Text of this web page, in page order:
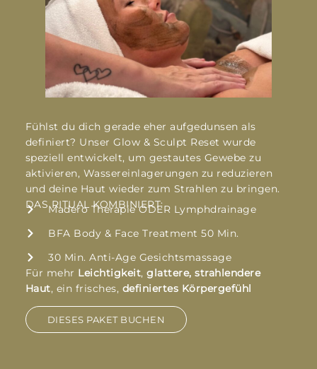
Fühlst du dich gerade eher aufgedunsen als
definiert? Unser Glow & Sculpt Reset wurde
speziell entwickelt, um gestautes Gewebe zu
aktivieren, Wassereinlagerungen zu reduzieren
und deine Haut wieder zum Strahlen zu bringen.
DAS RITUAL KOMBINIERT:
Madero Therapie ODER Lymphdrainage
BFA Body & Face Treatment 50 Min.
30 Min. Anti-Age Gesichtsmassage
Für mehr Leichtigkeit,glattere, strahlendere
Haut, ein frisches, definiertes Körpergefühl
DIESES PAKET BUCHEN